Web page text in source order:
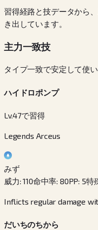
習得経路と技データから
き出しています。
主力一致技
タイプ一致で安定して使
ハイドロポンプ
Lv.47で習得
Legends Arceus
みず
威力:110命中率: 80PP: 5特
Inflicts regular damage
だいちのちから